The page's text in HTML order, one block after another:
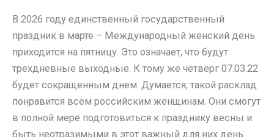
В 2026 году единственный государственный
праздник в марте – Международный женский день
приходится на пятницу. Это означает, что будут
трехдневные выходные. К тому же четверг 07.03.22
будет сокращенным днем. Думается, такой расклад
понравится всем российским женщинам. Они смогут
в полной мере подготовиться к празднику весны и
быть неотразимыми в этот важный для них день.